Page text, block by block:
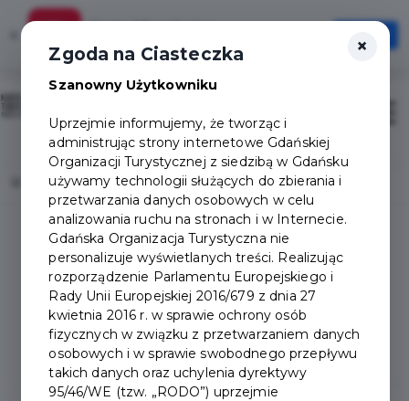
Szybciej, wygodniej, zawsze pod ręką
Otwórz
Sign in / Sign up
Home Załóż konto
Login / Załóż konto
Log in Create account
×
Zgoda na Ciasteczka
Szanowny Użytkowniku
Uprzejmie informujemy, że tworząc i
administrując strony internetowe Gdańskiej
Organizacji Turystycznej z siedzibą w Gdańsku
używamy technologii służących do zbierania i
przetwarzania danych osobowych w celu
analizowania ruchu na stronach i w Internecie.
Gdańska Organizacja Turystyczna nie
personalizuje wyświetlanych treści. Realizując
rozporządzenie Parlamentu Europejskiego i
Rady Unii Europejskiej 2016/679 z dnia 27
kwietnia 2016 r. w sprawie ochrony osób
fizycznych w związku z przetwarzaniem danych
osobowych i w sprawie swobodnego przepływu
takich danych oraz uchylenia dyrektywy
95/46/WE (tzw. „RODO”) uprzejmie